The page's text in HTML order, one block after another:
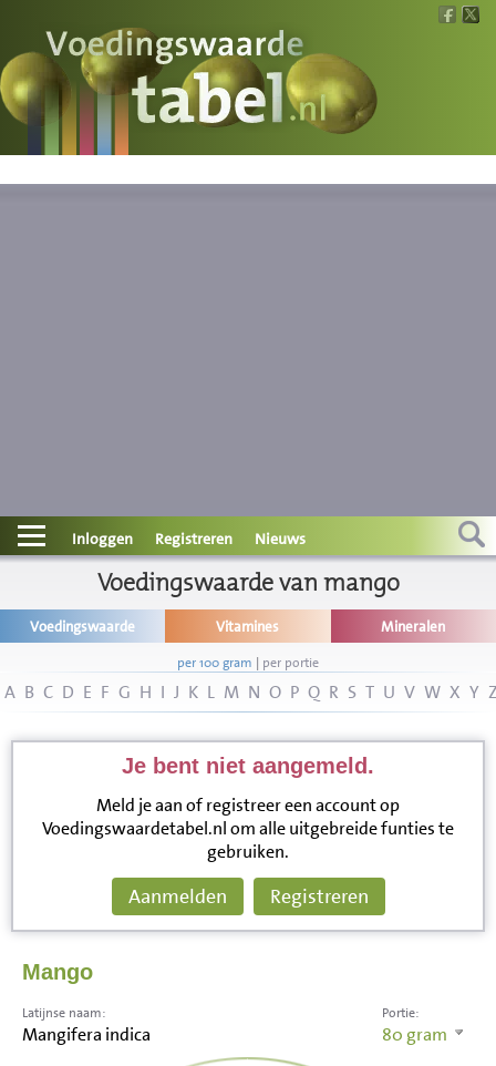
Voedingswaarde
Wat is wat?
Contact
Informatie
Disclaimer
Inloggen Registreren Nieuws
Voedingswaarde van mango
Voedingswaarde Vitamines Mineralen
per 100 gram | per portie
A B C D E F G H I J K L M N O P Q R S T U V W X Y
Je bent niet aangemeld.
Meld je aan of registreer een account op
Voedingswaardetabel.nl om alle uitgebreide funties te
gebruiken.
Aanmelden Registreren
Mango
Portie:
80 gram
Latijnse naam:
Mangifera indica